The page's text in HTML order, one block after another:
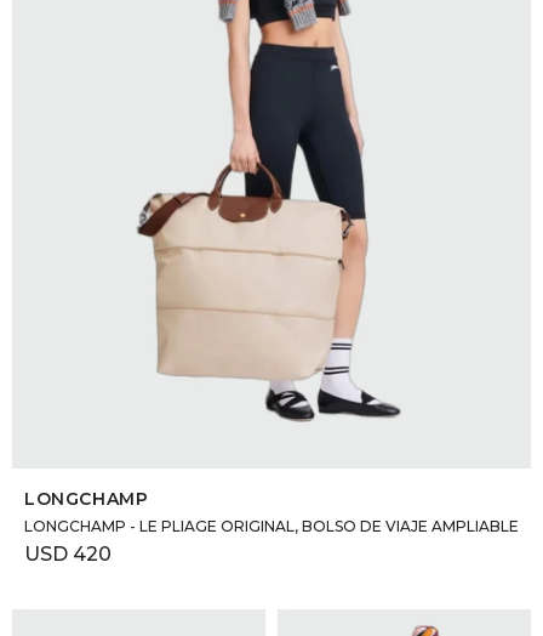
LONGCHAMP
LONGCHAMP - LE PLIAGE ORIGINAL, BOLSO DE VIAJE AMPLIABLE
USD 420